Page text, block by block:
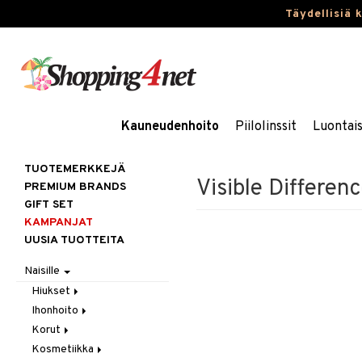
Täydellisiä
Kauneudenhoito Piilolinssit
Visible
TUOTEMERKKEJÄ
PREMIUM BRANDS
GIFT SET
KAMPANJAT
UUSIA TUOTTEITA
Naisille
Hiukset
Gift Set
Harjat / Kammat
Hiuskuurit
Ihonhoito
Aurinkotuotteet
Erikoistuotteet
Korut
Kaulakorut
Kosmetiikka